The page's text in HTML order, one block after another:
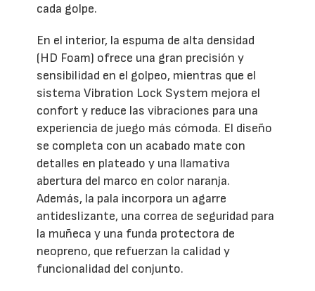
cada golpe.
En el interior, la espuma de alta densidad
(HD Foam) ofrece una gran precisión y
sensibilidad en el golpeo, mientras que el
sistema Vibration Lock System mejora el
confort y reduce las vibraciones para una
experiencia de juego más cómoda. El diseño
se completa con un acabado mate con
detalles en plateado y una llamativa
abertura del marco en color naranja.
Además, la pala incorpora un agarre
antideslizante, una correa de seguridad para
la muñeca y una funda protectora de
neopreno, que refuerzan la calidad y
funcionalidad del conjunto.